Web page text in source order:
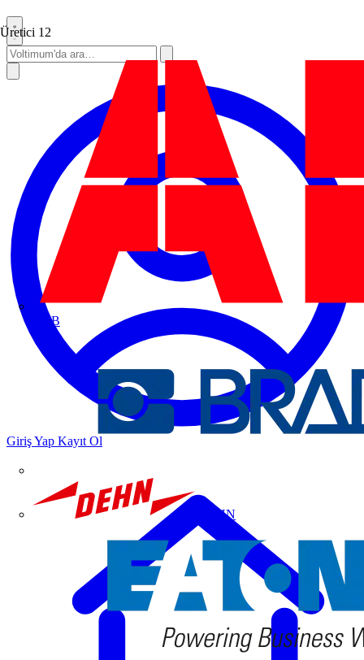
Üretici 12
ABB
DEHN
Giriş Yap Kayıt Ol